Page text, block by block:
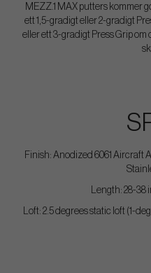
MEZZ.1 MAX putters kommer
ett 1,5-gradigt eller 2-gradigt
eller ett 3-gradigt Press Grip
Finish: Anodized 6061 Aircraft
Length: 28-38
Loft: 2.5 degrees static loft (1-